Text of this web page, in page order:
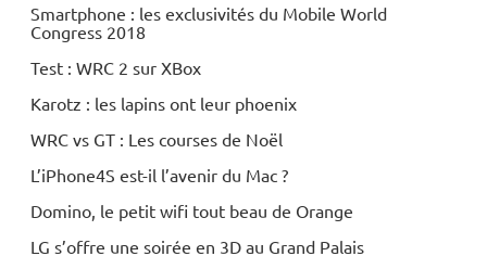
Smartphone : les exclusivités du Mobile World
Congress 2018
Test : WRC 2 sur XBox
Karotz : les lapins ont leur phoenix
WRC vs GT : Les courses de Noël
L’iPhone4S est-il l’avenir du Mac ?
Domino, le petit wifi tout beau de Orange
LG s’offre une soirée en 3D au Grand Palais